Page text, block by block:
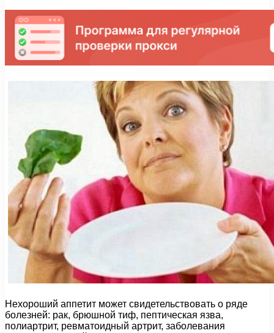
Нехороший аппетит может свидетельствовать о ряде
болезней: рак, брюшной тиф, пептическая язва,
полиартрит, ревматоидный артрит, заболевания